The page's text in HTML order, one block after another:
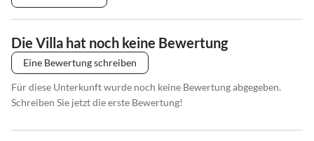
Die Villa hat noch keine Bewertung
Eine Bewertung schreiben
Für diese Unterkunft wurde noch keine Bewertung abgegeben.
Schreiben Sie jetzt die erste Bewertung!